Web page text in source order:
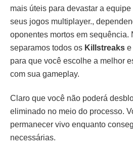
mais úteis para devastar a
seus jogos multiplayer.,
oponentes mortos em sequência.
separamos todos os Killstreaks e
para que você escolhe a melhor
com sua gameplay.
Claro que você não poderá
eliminado no meio do processo.
permanecer vivo enquanto
necessárias.